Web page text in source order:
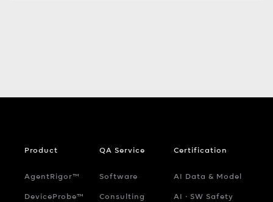
Product
AgentRigor™
DeviceProbe™
QA Service
Software
Consulting
Certification
AI Data & Model
AI ‧ SW Safety